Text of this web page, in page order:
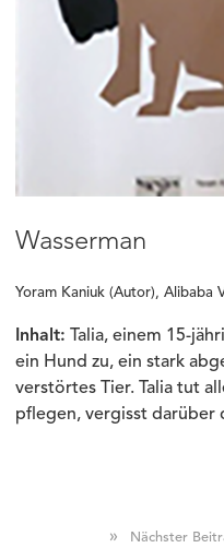
Wasserman
Yoram Kaniuk (Autor), Alibaba
Inhalt: Talia, einem 15-
ein Hund zu, ein stark
verstörtes Tier. Talia tut
pflegen, vergisst darüber
» Nächster